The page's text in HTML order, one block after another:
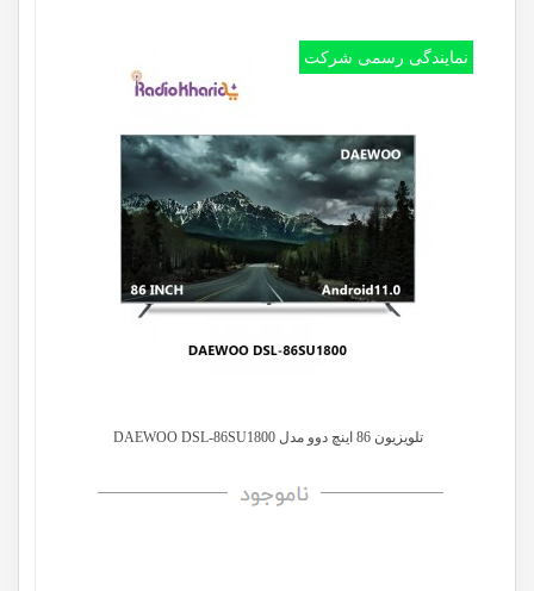
نمایندگی رسمی شرکت
تلویزیون 86 اینچ دوو مدل DAEWOO DSL-86SU1800